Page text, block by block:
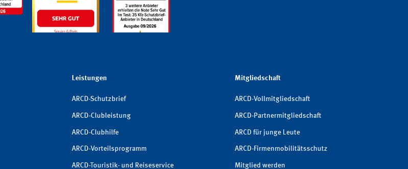
Leistungen
ARCD-Schutzbrief
ARCD-Clubleistung
ARCD-Clubhilfe
ARCD-Vorteilsprogramm
ARCD-Touristik- und Reiseservice
Mitgliedschaft
ARCD-Vollmitgliedschaft
ARCD-Partnermitgliedschaft
ARCD für junge Leute
ARCD-Firmenmobilitätsschutz
Mitglied werden